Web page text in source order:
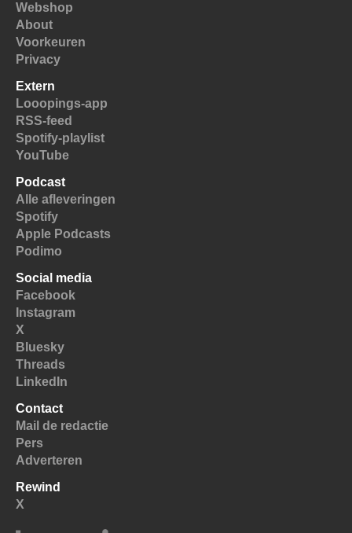
Webshop
About
Voorkeuren
Privacy
Extern
Looopings-app
RSS-feed
Spotify-playlist
YouTube
Podcast
Alle afleveringen
Spotify
Apple Podcasts
Podimo
Social media
Facebook
Instagram
X
Bluesky
Threads
LinkedIn
Contact
Mail de redactie
Pers
Adverteren
Rewind
X